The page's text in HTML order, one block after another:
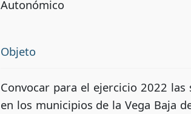
Autonómico
Objeto
Convocar para el ejercicio 2022
en los municipios de la Vega Baja